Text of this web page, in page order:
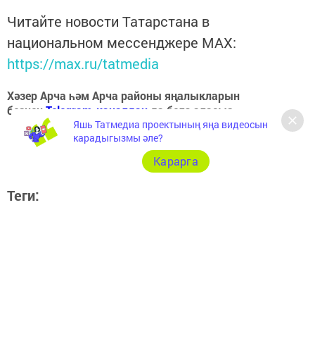
Читайте новости Татарстана в
национальном мессенджере MАХ:
https://max.ru/tatmedia
Хәзер Арча һәм Арча районы яңалыкларын
безнеңTelegram-каналдан да белә аласыз
Теги:
Яшь Татмедиа проектының яңа видеосын
карадыгызмы әле?
Карарга